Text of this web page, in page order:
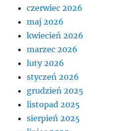
czerwiec 2026
maj 2026
kwiecień 2026
marzec 2026
luty 2026
styczeń 2026
grudzień 2025
listopad 2025
sierpień 2025